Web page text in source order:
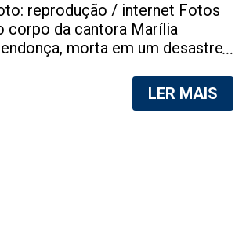
reprodução / internet Fotos
corpo da cantora Marília
morta em um desastre
vazadas na internet. A
de fotos do corpo de
LER MAIS